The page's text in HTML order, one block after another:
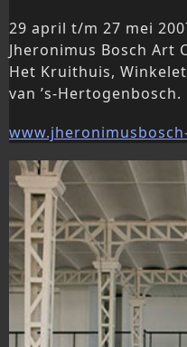
29 april t/m 27 mei
Jheronimus Bosch Art
Het Kruithuis,
van ’s-Hertogenbosch.